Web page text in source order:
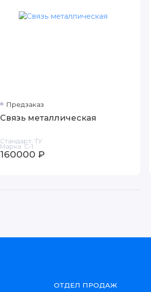
Предзаказ
Связь металлическая
Марка: С-1
Стандарт: ТУ
160000 ₽
ОТДЕЛ ПРОДАЖ